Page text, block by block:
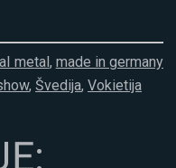
metal , made in germany
, Švedija, Vokietija